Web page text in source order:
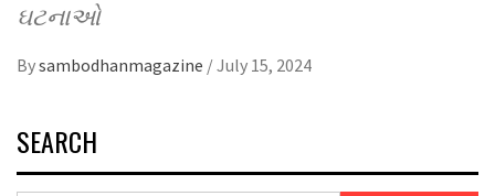
ઘટનાઓ
Bysambodhanmagazine /July 15, 2024
SEARCH